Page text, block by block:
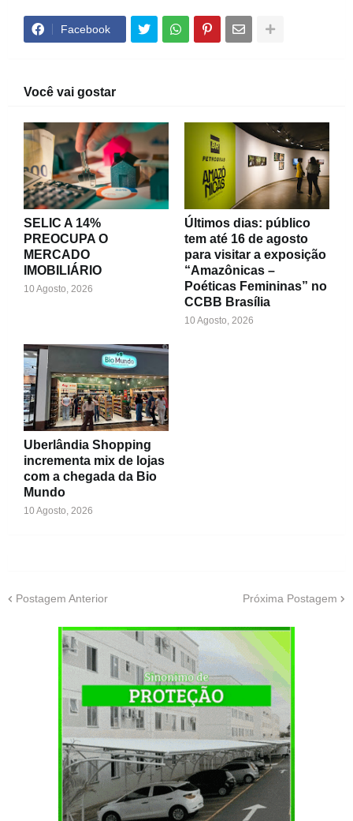
Facebook
Você vai gostar
SELIC A 14%
PREOCUPA O
MERCADO
IMOBILIÁRIO
10 Agosto, 2026
Últimos dias: público
tem até 16 de agosto
para visitar a exposição
“Amazônicas –
Poéticas Femininas” no
CCBB Brasília
10 Agosto, 2026
Uberlândia Shopping
incrementa mix de lojas
com a chegada da Bio
Mundo
10 Agosto, 2026
Postagem Anterior Próxima Postagem